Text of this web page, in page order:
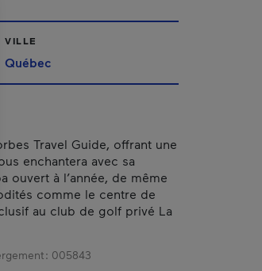
VILLE
Québec
Travel Guide, offrant une
enchantera avec sa
ouvert à l’année, de même
comme le centre de
au club de golf privé La
: 005843